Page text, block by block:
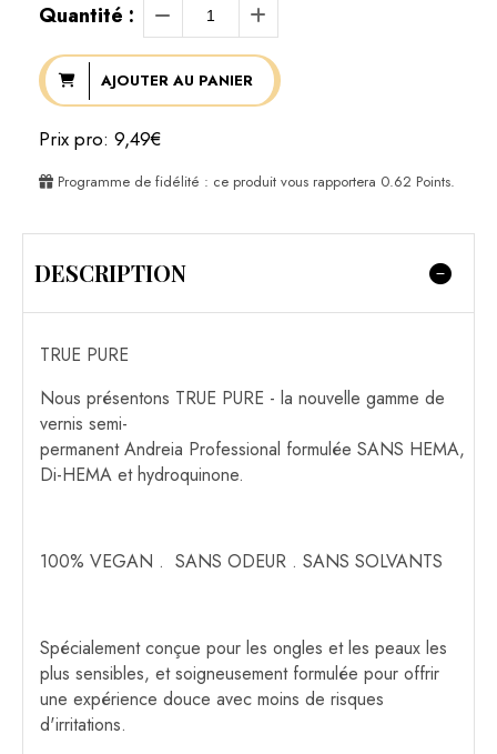
Quantité :
AJOUTER AU PANIER
Prix pro: 9,49€
Programme de fidélité : ce produit vous rapportera 0.62 Points.
DESCRIPTION
TRUE PURE
Nous présentons TRUE PURE - la nouvelle gamme de
vernis semi-
permanent Andreia Professional formulée SANS HEMA,
Di-HEMA et hydroquinone.
100% VEGAN . SANS ODEUR . SANS SOLVANTS
Spécialement conçue pour les ongles et les peaux les
plus sensibles, et soigneusement formulée pour offrir
une expérience douce avec moins de risques
d'irritations.